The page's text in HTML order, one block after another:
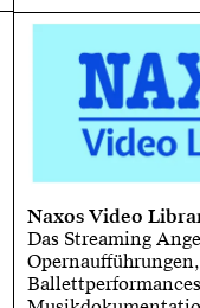
Naxos Video
Das Streaming